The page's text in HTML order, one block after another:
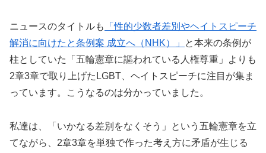
ニュースのタイトルも
「性的少数者差別やヘイトスピーチ
解消に向けたと条例案 成立へ（NHK）」
と本来の条例が
柱としていた「五輪憲章に謳われている人権尊重」よりも
2章3章で取り上げたLGBT、ヘイトスピーチに注目が集ま
っています。こうなるのは分かっていました。
私達は、「いかなる差別をなくそう」という五輪憲章を立
てながら、2章3章を単独で作った考え方に矛盾が生じる